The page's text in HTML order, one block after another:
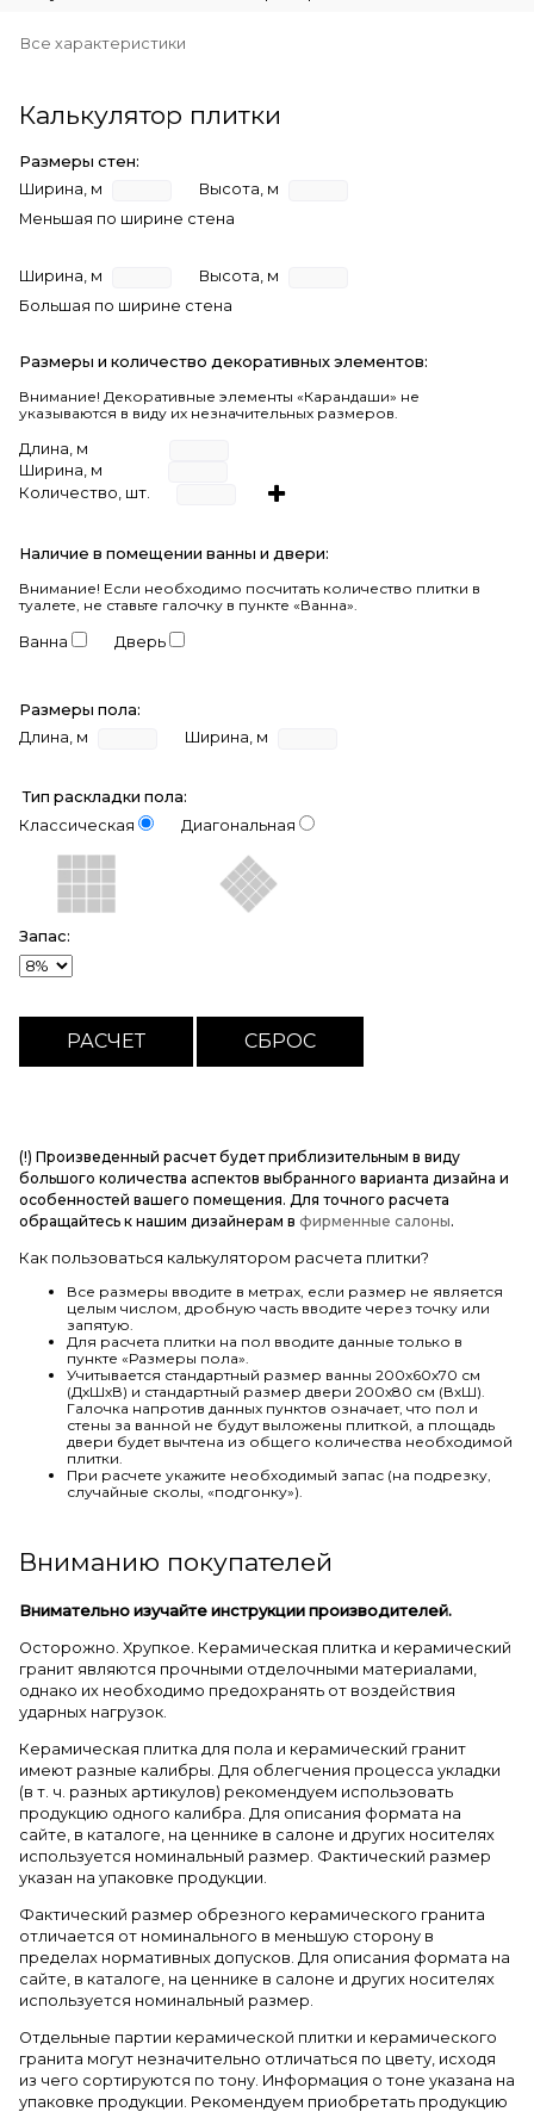
Все характеристики
Калькулятор плитки
Размеры стен:
Ширина, м
Высота, м
Меньшая по ширине стена
Ширина, м
Высота, м
Большая по ширине стена
Размеры и количество декоративных элементов:
Внимание! Декоративные элементы «Карандаши» не
указываются в виду их незначительных размеров.
Длина, м
Ширина, м
Количество, шт.
Наличие в помещении ванны и двери:
Внимание! Если необходимо посчитать количество плитки в
туалете, не ставьте галочку в пункте «Ванна».
Ванна Дверь
Размеры пола:
Длина, м
Ширина, м
Тип раскладки пола:
Классическая
Диагональная
Запас:
(!) Произведенный расчет будет приблизительным в виду
большого количества аспектов выбранного варианта дизайна и
особенностей вашего помещения. Для точного расчета
обращайтесь к нашим дизайнерам в фирменные салоны.
Как пользоваться калькулятором расчета плитки?
Все размеры вводите в метрах, если размер не является
целым числом, дробную часть вводите через точку или
запятую.
Для расчета плитки на пол вводите данные только в
пункте «Размеры пола».
Учитывается стандартный размер ванны 200х60х70 см
(ДхШхВ) и стандартный размер двери 200х80 см (ВхШ).
Галочка напротив данных пунктов означает, что пол и
стены за ванной не будут выложены плиткой, а площадь
двери будет вычтена из общего количества необходимой
плитки.
При расчете укажите необходимый запас (на подрезку,
случайные сколы, «подгонку»).
Вниманию покупателей
Внимательно изучайте инструкции производителей.
Осторожно. Хрупкое. Керамическая плитка и керамический
гранит являются прочными отделочными материалами,
однако их необходимо предохранять от воздействия
ударных нагрузок.
Керамическая плитка для пола и керамический гранит
имеют разные калибры. Для облегчения процесса укладки
(в т. ч. разных артикулов) рекомендуем использовать
продукцию одного калибра. Для описания формата на
сайте, в каталоге, на ценнике в салоне и других носителях
используется номинальный размер. Фактический размер
указан на упаковке продукции.
Фактический размер обрезного керамического гранита
отличается от номинального в меньшую сторону в
пределах нормативных допусков. Для описания формата на
сайте, в каталоге, на ценнике в салоне и других носителях
используется номинальный размер.
Отдельные партии керамической плитки и керамического
гранита могут незначительно отличаться по цвету, исходя
из чего сортируются по тону. Информация о тоне указана на
упаковке продукции. Рекомендуем приобретать продукцию